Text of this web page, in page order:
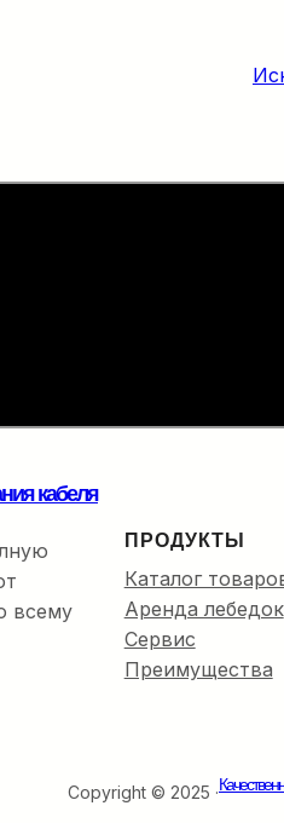
кабеля
всему
ПРОДУКТЫ
Каталог
Аренда лебедок
Сервис
Преимущества
Copyright © 2025 ·